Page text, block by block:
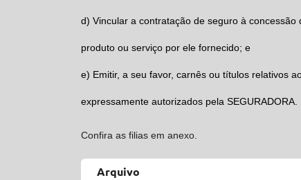
d) Vincular a contratação de seguro à
produto ou serviço por ele fornecido; e
e) Emitir, a seu favor, carnês ou títulos relativos
expressamente autorizados pela SEGURADORA.
Confira as filias em anexo.
Arquivo